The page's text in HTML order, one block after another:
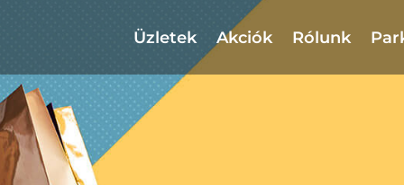
Üzletek Akciók Rólunk